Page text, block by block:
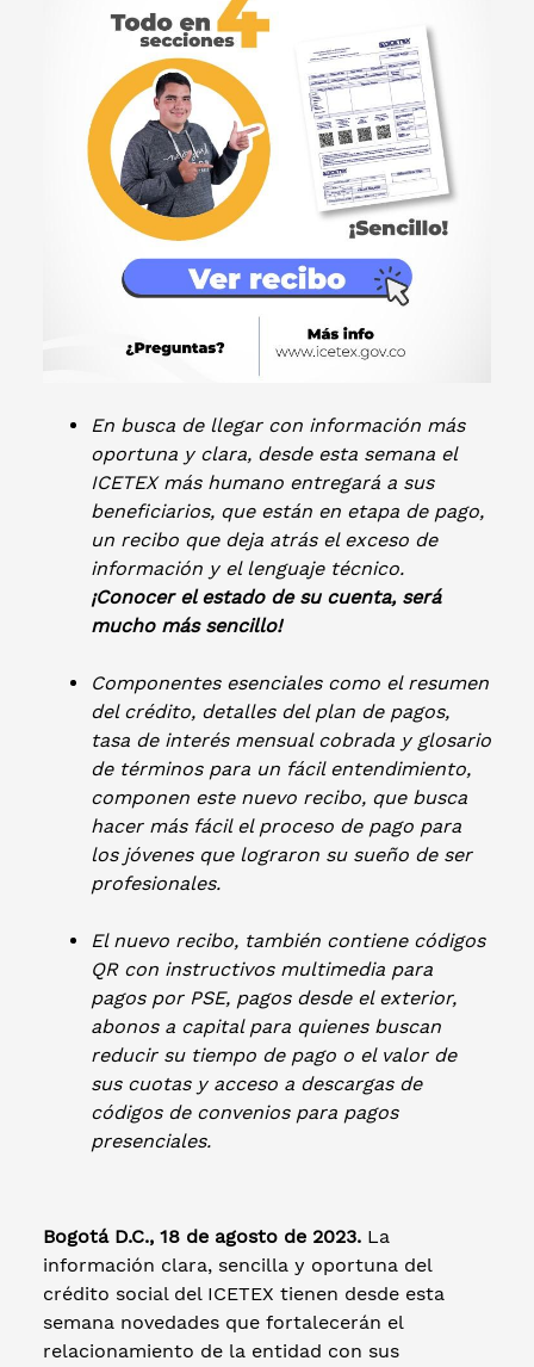
En busca de llegar con información más
oportuna y clara, desde esta semana el
ICETEX más humano entregará a sus
beneficiarios, que están en etapa de pago,
un recibo que deja atrás el exceso de
información y el lenguaje técnico.
¡Conocer el estado de su cuenta, será
mucho más sencillo!
Componentes esenciales como el resumen
del crédito, detalles del plan de pagos,
tasa de interés mensual cobrada y glosario
de términos para un fácil entendimiento,
componen este nuevo recibo, que busca
hacer más fácil el proceso de pago para
los jóvenes que lograron su sueño de ser
profesionales.
El nuevo recibo, también contiene códigos
QR con instructivos multimedia para
pagos por PSE, pagos desde el exterior,
abonos a capital para quienes buscan
reducir su tiempo de pago o el valor de
sus cuotas y acceso a descargas de
códigos de convenios para pagos
presenciales.
Bogotá D.C., 18 de agosto de 2023. La
información clara, sencilla y oportuna del
crédito social del ICETEX tienen desde esta
semana novedades que fortalecerán el
relacionamiento de la entidad con sus